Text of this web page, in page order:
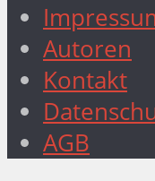
Autoren
Kontakt
AGB